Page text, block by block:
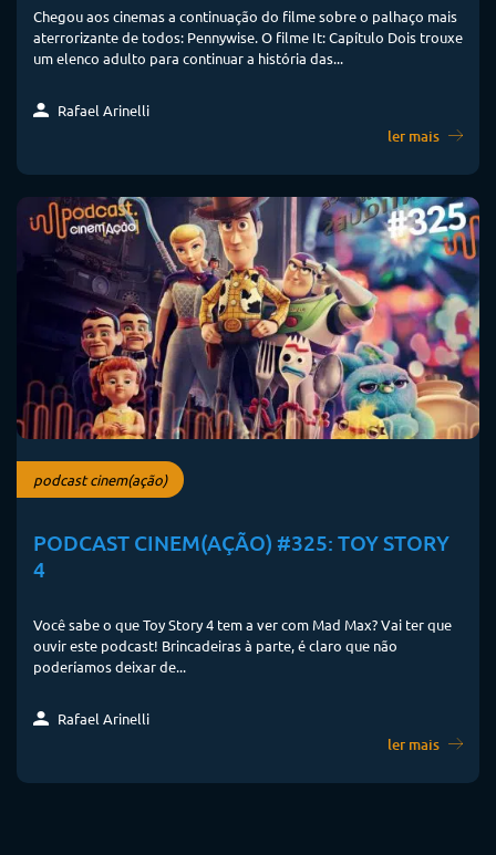
Chegou aos cinemas a continuação do filme sobre o palhaço mais
aterrorizante de todos: Pennywise. O filme It: Capítulo Dois trouxe
um elenco adulto para continuar a história das...
Rafael Arinelli
ler mais
podcast cinem(ação)
PODCAST CINEM(AÇÃO) #325: TOY STORY
4
Você sabe o que Toy Story 4 tem a ver com Mad Max? Vai ter que
ouvir este podcast! Brincadeiras à parte, é claro que não
poderíamos deixar de...
Rafael Arinelli
ler mais